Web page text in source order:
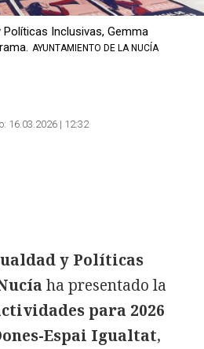
Inclusivas, Gemma
AYUNTAMIENTO DE LA NUCÍA
16.03.2026 | 12:32
y Políticas
ha presentado la
para 2026
Espai Igualtat,